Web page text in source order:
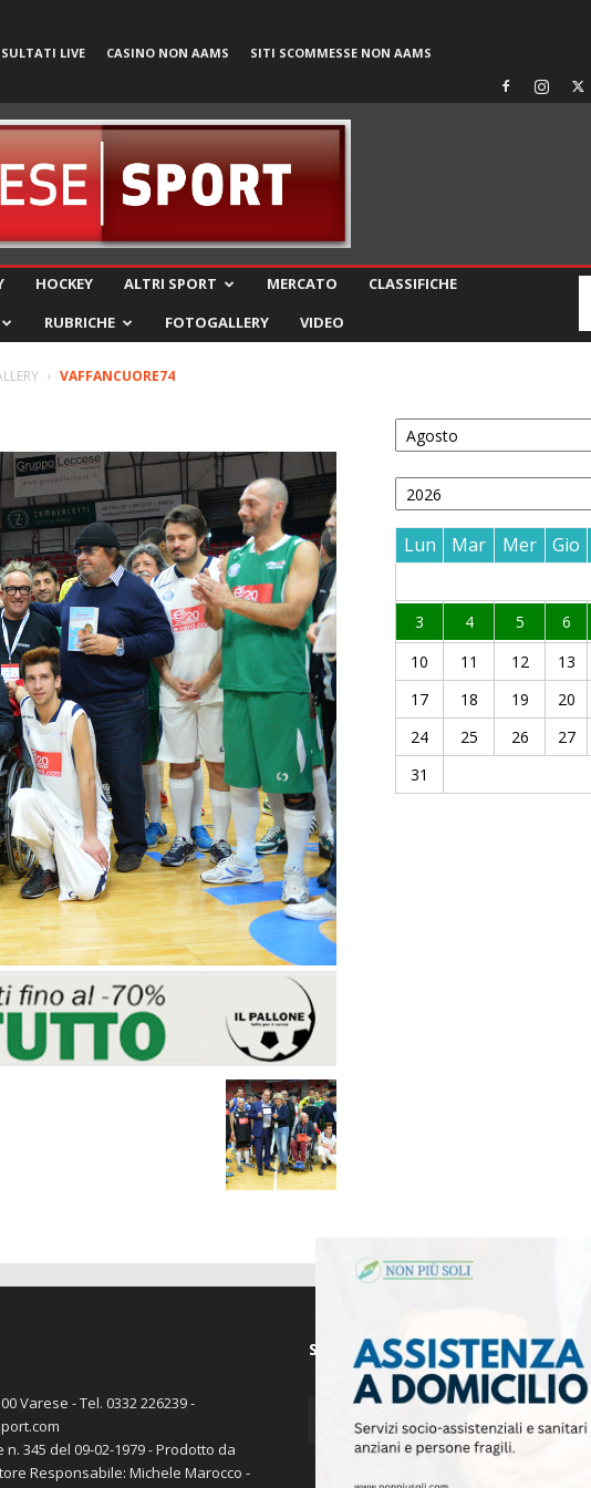
LIVE CASINO NON AAMS SITI SCOMMESSE NON AAMS
HOCKEY ALTRI SPORT MERCATO
CLASSIFICHE
RUBRICHE FOTOGALLERY VIDEO
VAFFANCUORE74
Lun Mar Mer Gio
3
4 5 6
10
11 12 13
17
18 19 20
24
25 26 27
31
Varese - Tel. 0332 226239 -
345 del 09-02-1979 - Prodotto da
Responsabile: Michele Marocco -
SEGUICI